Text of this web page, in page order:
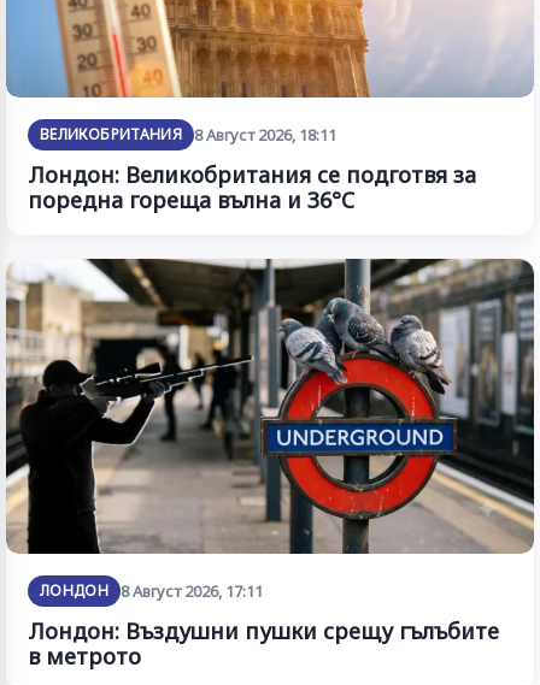
ВЕЛИКОБРИТАНИЯ 8 Август 2026, 18:11
Лондон: Великобритания се подготвя за
поредна гореща вълна и 36°C
ЛОНДОН 8 Август 2026, 17:11
Лондон: Въздушни пушки срещу гълъбите
в метрото